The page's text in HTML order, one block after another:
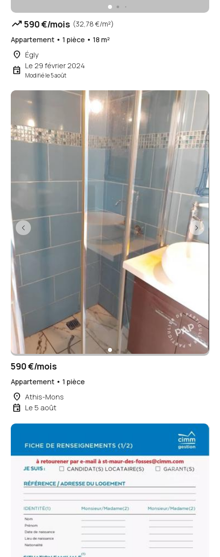
trending_up590 €/mois (32,78 €/m²)
Appartement • 1 pièce • 18 m²
place Égly
event Le 29 février 2024
Modifié le 5 août
590 €/mois
Appartement • 1 pièce
place Athis-Mons
event Le 5 août